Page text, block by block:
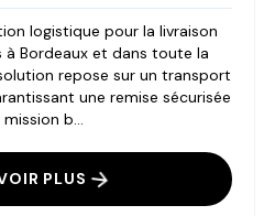
logistique pour la livraison
Bordeaux et dans toute la
repose sur un transport
une remise sécurisée
b...
PLUS